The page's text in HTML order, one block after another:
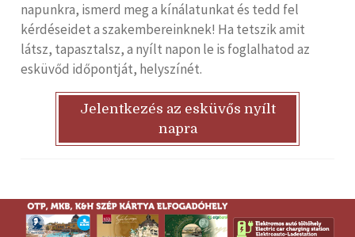
napunkra, ismerd meg a kínálatunkat és tedd fel
kérdéseidet a szakembereinknek! Ha tetszik amit
látsz, tapasztalsz, a nyílt napon le is foglalhatod az
esküvőd időpontját, helyszínét.
Jelentkezés az esküvős nyílt
napra